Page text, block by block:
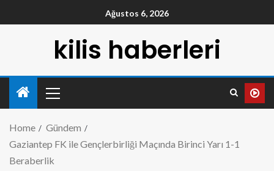
Ağustos 6, 2026
kilis haberleri
Home
Gündem
Gaziantep FK ile Gençlerbirliği Maçında Birinci Yarı 1-1
Beraberlik